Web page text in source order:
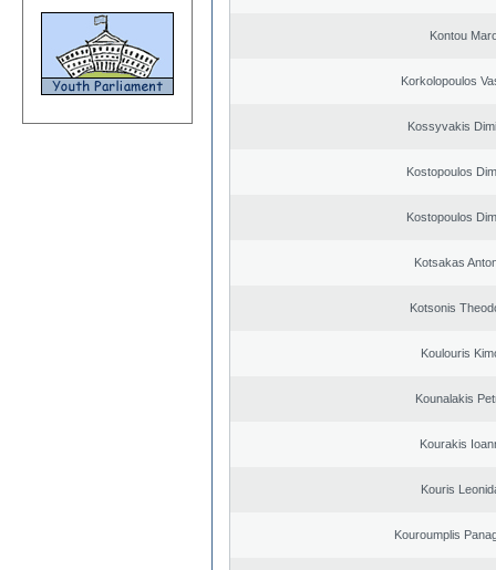
Kontou
Korkolopoulos
Kossyvakis
Kostopoulos
Kostopoulos
Kotsakas
Kotsonis
Koulouris
Kounalakis
Kourakis
Kouris
Kouroumplis